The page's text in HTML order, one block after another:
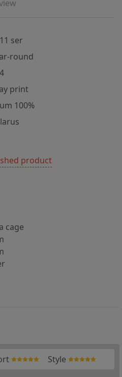
ser
round
print
100%
product
cage
Style